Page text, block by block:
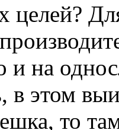
целей?
на
в этом
то